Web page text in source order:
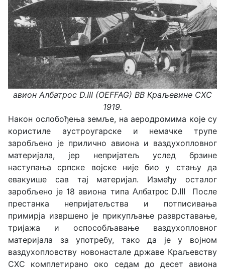
авион Албатрос D.III (OEFFAG) ВВ Краљевине СХС
1919.
Након ослобођењa земље, на аеродромима које су
користиле аустроугарске и немачке трупе
заробљено је прилично авиона и ваздухопловног
материјала, јер непријатељ услед брзине
наступања српске војске није био у стању да
евакуише сав тај материјал. Између осталог
заробљено је 18 авиона типа Албатрос D.III
После
престанка непријатељства и потписивања
примирја извршено је прикупљање разврставање,
тријажа и оспособљавање ваздухопловног
материјала за употребу, тако да је у војном
ваздухопловству новонастале државе Краљевству
СХС комплетирано око седам до десет авиона